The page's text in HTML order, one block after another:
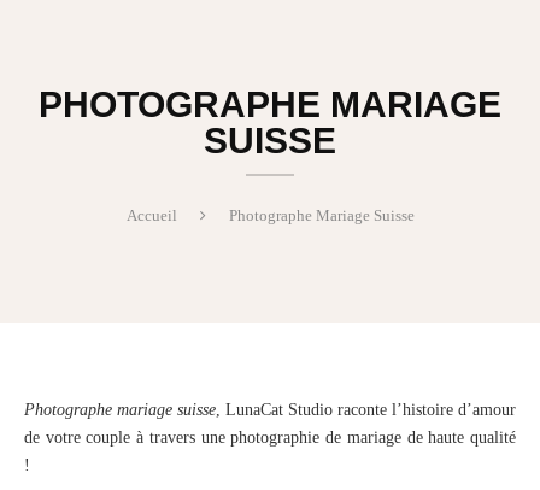
PHOTOGRAPHE MARIAGE
SUISSE
Accueil Photographe Mariage Suisse
Photographe mariage suisse, LunaCat Studio raconte l’histoire d’amour
de votre couple à travers une photographie de mariage de haute qualité
!